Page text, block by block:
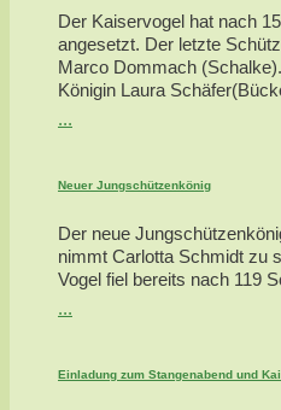
Der Kaiservogel hat nach
angesetzt. Der letzte
Marco Dommach
Königin Laura
...
Neuer Jungschützenkönig
Der neue
nimmt Carlotta Schmidt zu
Vogel fiel bereits nach 119
...
Einladung zum Stangenabend und